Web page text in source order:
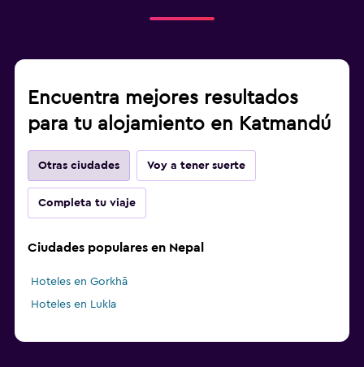
Encuentra mejores resultados
para tu alojamiento en Katmandú
Otras ciudades Voy a tener suerte
Completa tu viaje
Ciudades populares en Nepal
Hoteles en Gorkhā
Hoteles en Lukla